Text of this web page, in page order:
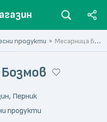
продукти Месарница Бозмов
Перник
продукти